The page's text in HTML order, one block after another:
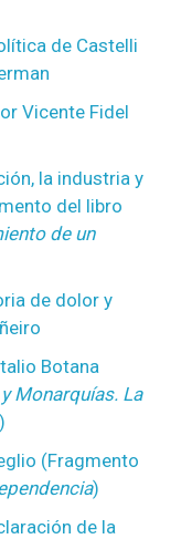
de Castelli
Vicente Fidel
la industria y
del libro
de un
de dolor y
Botana
Monarquías. La
)
(Fragmento
)
de la